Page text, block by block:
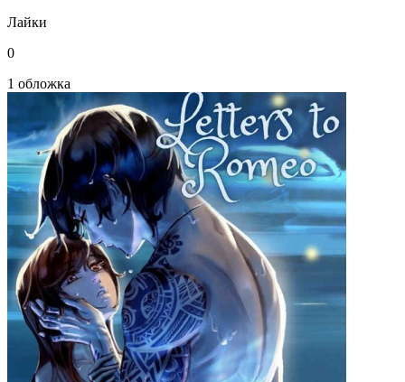
Лайки
0
1 обложка